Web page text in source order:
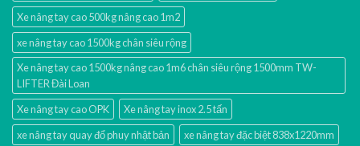
Xe nâng tay cao 500kg nâng cao 1m2
xe nâng tay cao 1500kg chân siêu rộng
Xe nâng tay cao 1500kg nâng cao 1m6 chân siêu rộng 1500mm TW-
LIFTER Đài Loan
Xe nâng tay cao OPK
Xe nâng tay inox 2.5 tấn
xe nâng tay quay đổ phuy nhật bản
xe nâng tay đặc biệt 838x1220mm